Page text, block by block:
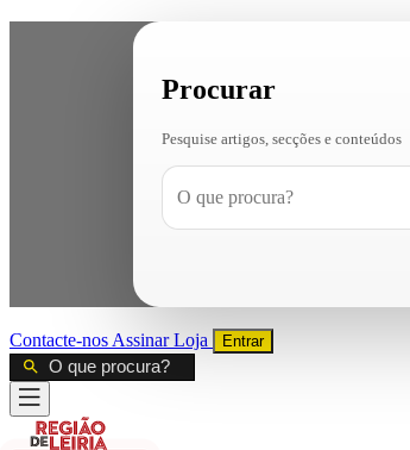
Procurar
Pesquise artigos, secções e conteúdos
Contacte-nos AssinarLoja Entrar